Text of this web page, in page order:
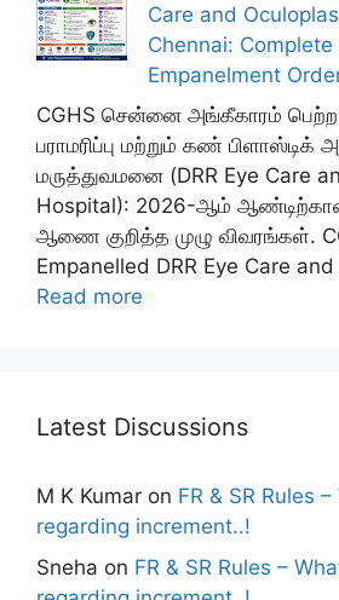
Care and
Chennai:
Empanelment
CGHS சென்னை அங்கீகாரம்
பராமரிப்பு மற்றும் கண் பிளாஸ்டிக்
மருத்துவமனை (DRR Eye Care
Hospital): 2026-ஆம்
ஆணை குறித்த முழு விவரங்கள்.
Empanelled DRR Eye Care
Read more
Latest Discussions
M K Kumar on FR & SR Rules
regarding increment..!
Sneha on FR & SR Rules –